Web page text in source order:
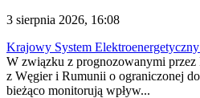
3 sierpnia 2026, 16:08
Krajowy System
W związku z prognozowanymi
z Węgier i Rumunii o ograniczonej
bieżąco monitorują wpływ...